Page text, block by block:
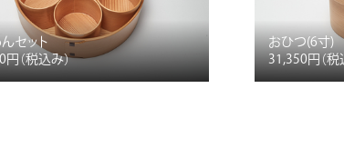
セット
円 （税込み）
おひつ(6寸)
31,350円 （税